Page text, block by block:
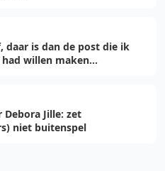
daar is dan de post die ik
willen maken...
Jille: zet
niet buitenspel